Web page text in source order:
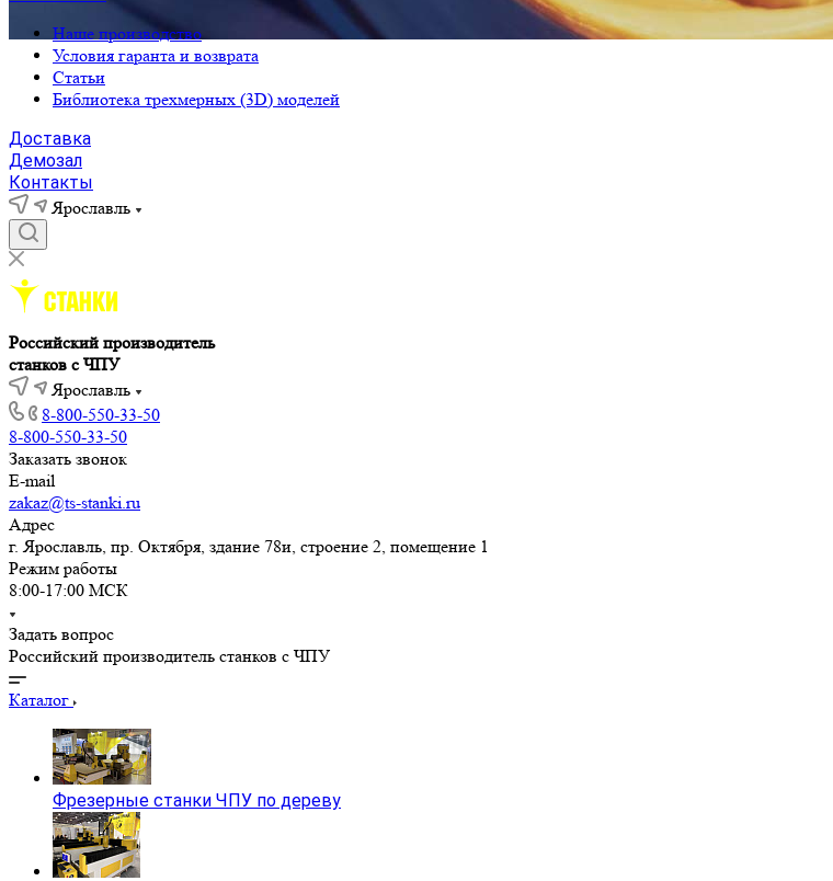
Наше производство
Условия гаранта и возврата
Статьи
Библиотека трехмерных (3D) моделей
Доставка
Демозал
Контакты
Ярославль
Российский производитель
станков с ЧПУ
Ярославль
8-800-550-33-50
8-800-550-33-50
Заказать звонок
E-mail
zakaz@ts-stanki.ru
Адрес
г. Ярославль, пр. Октября, здание 78и, строение 2, помещение 1
Режим работы
8:00-17:00 МСК
Задать вопрос
Российский производитель станков с ЧПУ
Каталог
Фрезерные станки ЧПУ по дереву